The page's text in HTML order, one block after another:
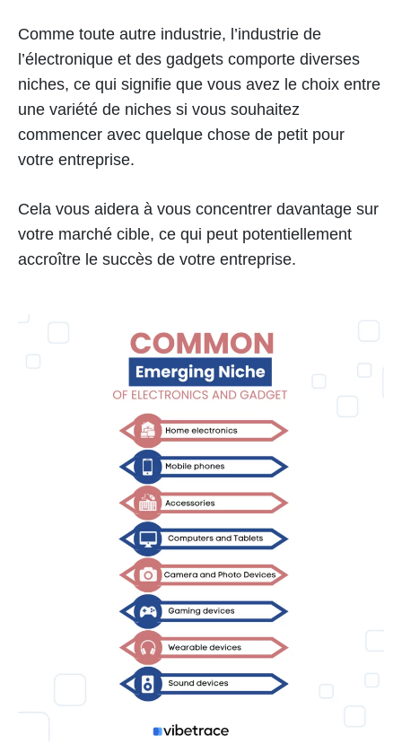
Comme toute autre industrie, l’industrie de
l’électronique et des gadgets comporte diverses
niches, ce qui signifie que vous avez le choix entre
une variété de niches si vous souhaitez
commencer avec quelque chose de petit pour
votre entreprise.
Cela vous aidera à vous concentrer davantage sur
votre marché cible, ce qui peut potentiellement
accroître le succès de votre entreprise.